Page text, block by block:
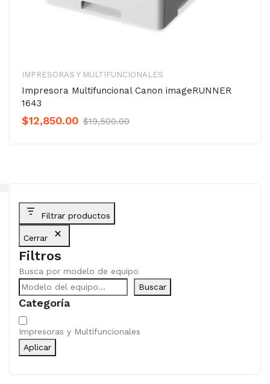
IMPRESORAS Y MULTIFUNCIONALES
Impresora Multifuncional Canon imageRUNNER
1643
$19,500.00Original
$12,850.00
Current
Filtrar productos
Cerrar
Filtros
Busca por modelo de equipo
Buscar
Categoría
Categoría
Impresoras y Multifuncionales
Aplicar